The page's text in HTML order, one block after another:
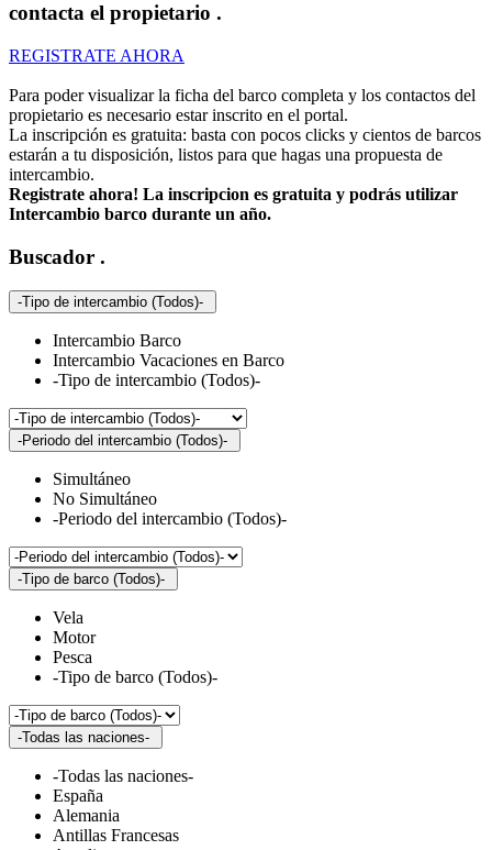
contacta el propietario .
REGISTRATE AHORA
Para poder visualizar la ficha del barco completa y los contactos del
propietario es necesario estar inscrito en el portal.
La inscripción es gratuita: basta con pocos clicks y cientos de barcos
estarán a tu disposición, listos para que hagas una propuesta de
intercambio.
Registrate ahora! La inscripcion es gratuita y podrás utilizar
Intercambio barco durante un año.
Buscador .
-Tipo de intercambio (Todos)-
Intercambio Barco
Intercambio Vacaciones en Barco
-Tipo de intercambio (Todos)-
-Periodo del intercambio (Todos)-
Simultáneo
No Simultáneo
-Periodo del intercambio (Todos)-
-Tipo de barco (Todos)-
Vela
Motor
Pesca
-Tipo de barco (Todos)-
-Todas las naciones-
-Todas las naciones-
España
Alemania
Antillas Francesas